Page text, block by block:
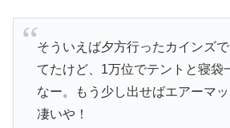
そういえば夕方行ったカインズ
てたけど、1万位でテントと寝袋
なー。もう少し出せばエアーマッ
凄いや！